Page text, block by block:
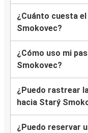
¿Cuánto cuesta
Smokovec?
¿Cómo uso mi
Smokovec?
¿Puedo rastrear
hacia Starý
¿Puedo reservar